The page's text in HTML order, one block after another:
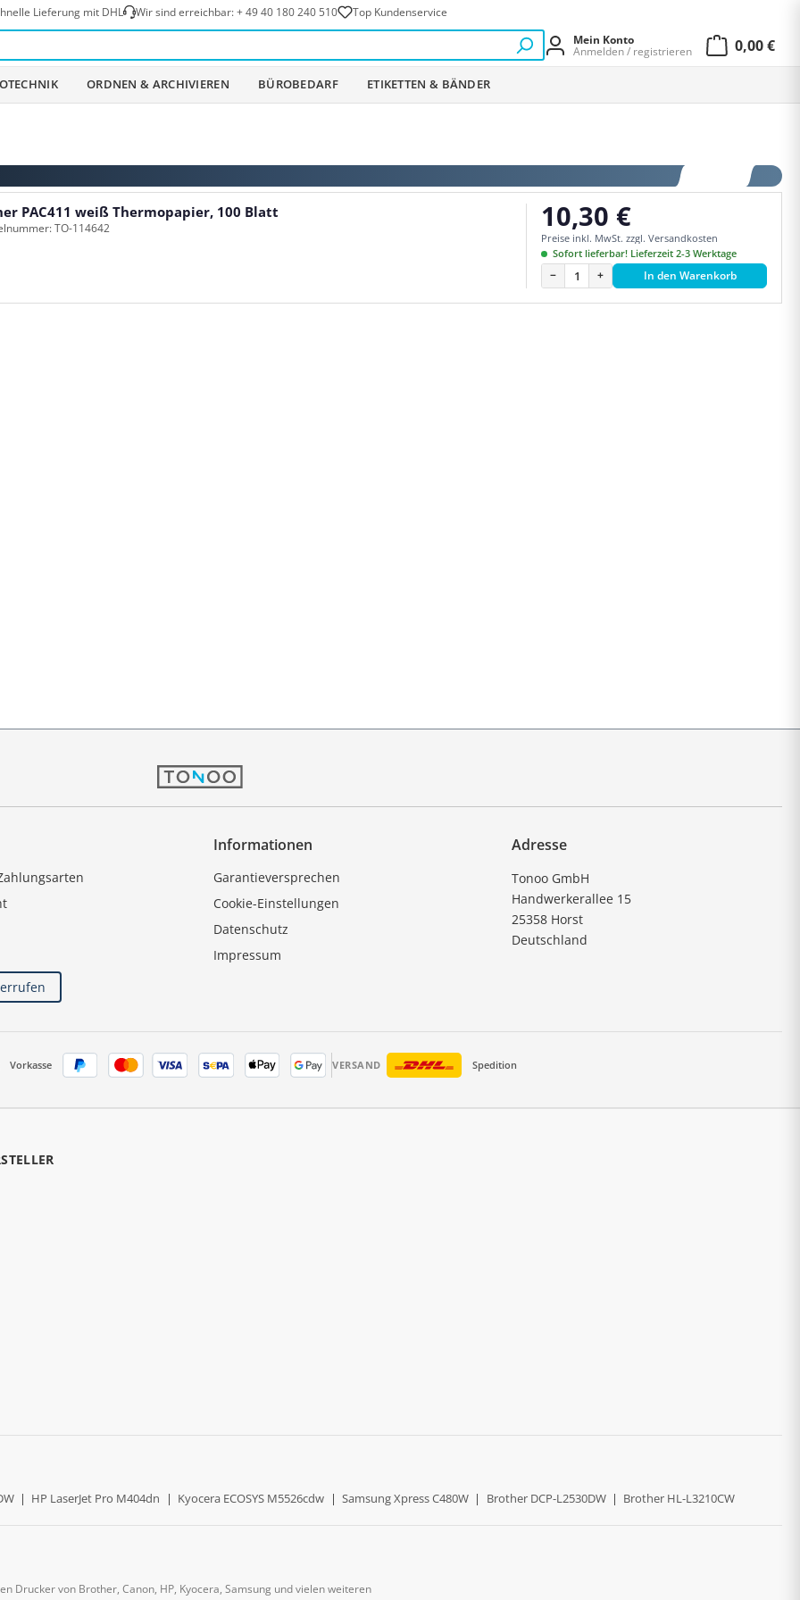
Lieferung mit DHL Wir sind erreichbar:+ 49 40 180 240 510 Top Kundenservice
Mein Konto
Anmelden / registrieren
0,00 €
ORDNEN & ARCHIVIEREN BÜROBEDARF ETIKETTEN & BÄNDER
PAC411 weiß Thermopapier, 100 Blatt
TO-114642
Regulärer Preis:
10,30 €
Preise inkl. MwSt. zzgl. Versandkosten
Sofort lieferbar! Lieferzeit 2-3 Werktage
− + In den Warenkorb
Informationen
Garantieversprechen
Cookie-Einstellungen
Datenschutz
Impressum
Adresse
Tonoo GmbH
Handwerkerallee 15
25358 Horst
Deutschland
Vorkasse VERSAND Spedition
| HP LaserJet Pro M404dn | Kyocera ECOSYS M5526cdw | Samsung Xpress C480W | Brother DCP-L2530DW | Brother HL-L3210CW
Drucker von Brother, Canon, HP, Kyocera, Samsung und vielen weiteren